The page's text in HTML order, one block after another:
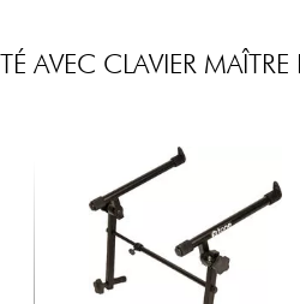
AVEC CLAVIER